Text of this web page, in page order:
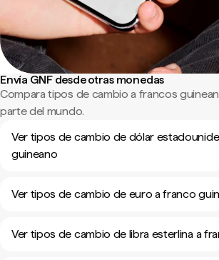
Envía GNF desde otras monedas
Compara tipos de cambio a francos
parte del mundo.
Ver tipos de cambio de dólar
guineano
Ver tipos de cambio de euro a franco
Ver tipos de cambio de libra esterlina a